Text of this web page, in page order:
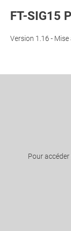
FT-SIG15
Version 1.16 -
Pour